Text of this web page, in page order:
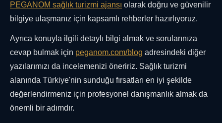
PEGANOM sağlık turizmi ajansı olarak doğru ve güvenilir
bilgiye ulaşmanız için kapsamlı rehberler hazırlıyoruz.
Ayrıca konuyla ilgili detaylı bilgi almak ve sorularınıza
cevap bulmak için peganom.com/blog adresindeki diğer
yazılarımızı da incelemenizi öneririz. Sağlık turizmi
alanında Türkiye'nin sunduğu fırsatları en iyi şekilde
değerlendirmeniz için profesyonel danışmanlık almak da
önemli bir adımdır.